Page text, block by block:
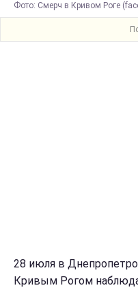
Фото: Смерч в Кривом Роге
28 июля в
Кривым Рогом